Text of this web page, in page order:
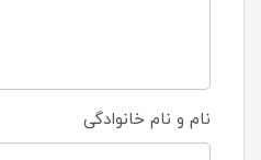
نام و نام خانوادگی